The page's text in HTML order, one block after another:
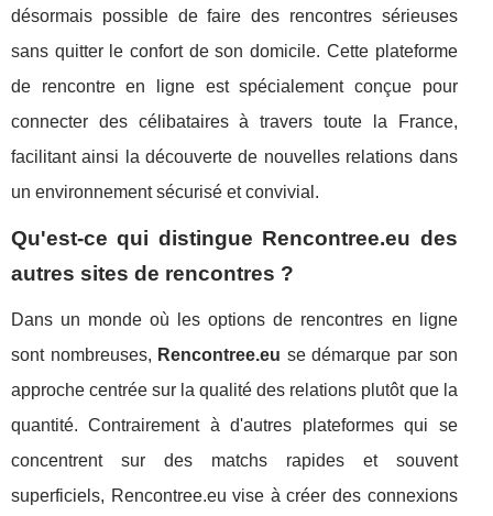
désormais possible de faire des rencontres sérieuses
sans quitter le confort de son domicile. Cette plateforme
de rencontre en ligne est spécialement conçue pour
connecter des célibataires à travers toute la France,
facilitant ainsi la découverte de nouvelles relations dans
un environnement sécurisé et convivial.
Qu'est-ce qui distingue Rencontree.eu des
autres sites de rencontres ?
Dans un monde où les options de rencontres en ligne
sont nombreuses, Rencontree.eu se démarque par son
approche centrée sur la qualité des relations plutôt que la
quantité. Contrairement à d'autres plateformes qui se
concentrent sur des matchs rapides et souvent
superficiels, Rencontree.eu vise à créer des connexions